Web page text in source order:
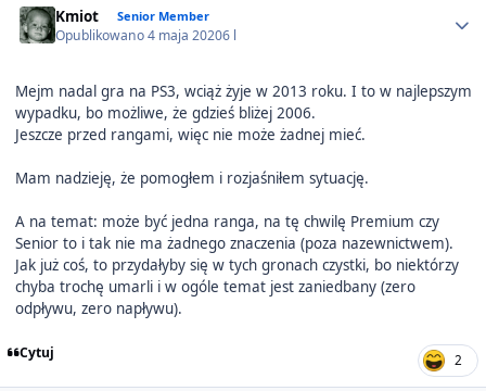
Kmiot Senior Member
Opublikowano4 maja 20206 l
Mejm nadal gra na PS3, wciąż żyje w 2013 roku. I to w najlepszym
wypadku, bo możliwe, że gdzieś bliżej 2006.
Jeszcze przed rangami, więc nie może żadnej mieć.
Mam nadzieję, że pomogłem i rozjaśniłem sytuację.
A na temat: może być jedna ranga, na tę chwilę Premium czy
Senior to i tak nie ma żadnego znaczenia (poza nazewnictwem).
Jak już coś, to przydałyby się w tych gronach czystki, bo niektórzy
chyba trochę umarli i w ogóle temat jest zaniedbany (zero
odpływu, zero napływu).
Cytuj 2